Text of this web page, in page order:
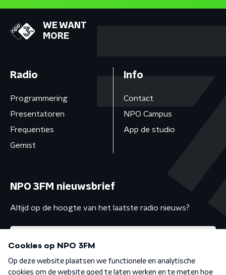
WE WANT
MORE
Radio
Programmering
Presentatoren
Frequenties
Gemist
Info
Contact
NPO Campus
App de studio
NPO 3FM nieuwsbrief
Altijd op de hoogte van het laatste radio nieuws?